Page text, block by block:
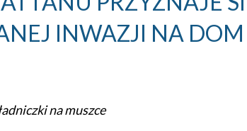
INWAZJI NA
na muszce